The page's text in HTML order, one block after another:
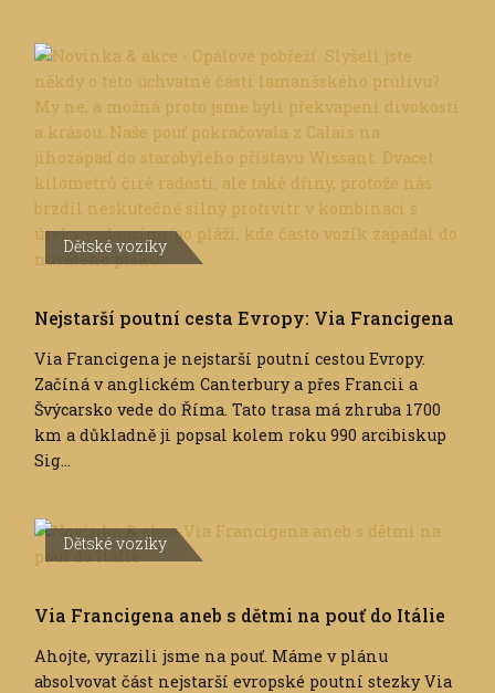
Dětské vozíky
Nejstarší poutní cesta Evropy: Via Francigena
Via Francigena je nejstarší poutní cestou Evropy.
Začíná v anglickém Canterbury a přes Francii a
Švýcarsko vede do Říma. Tato trasa má zhruba 1700
km a důkladně ji popsal kolem roku 990 arcibiskup
Sig...
Dětské vozíky
Via Francigena aneb s dětmi na pouť do Itálie
Ahojte, vyrazili jsme na pouť. Máme v plánu
absolvovat část nejstarší evropské poutní stezky Via